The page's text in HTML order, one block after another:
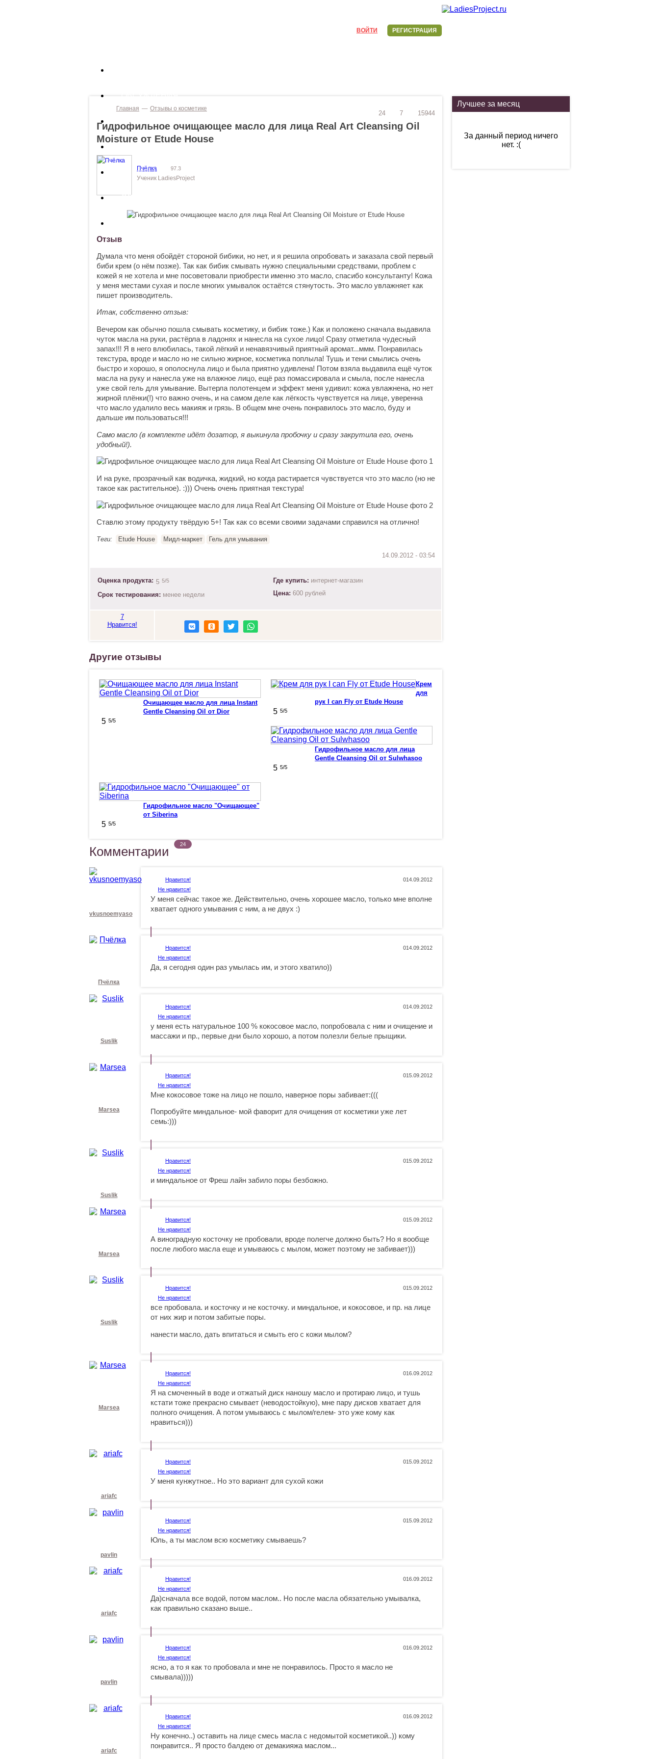
ВОЙТИ РЕГИСТРАЦИЯ
Главная — Отзывы о косметике
Гидрофильное очищающее масло для лица Real Art Cleansing Oil
Moisture от Etude House
Пчёлка 97.3
Ученик LadiesProject
24 7 15944
Отзыв
Думала что меня обойдёт стороной бибики, но нет, и я решила опробовать и заказала свой первый
биби крем (о нём позже). Так как бибик смывать нужно специальными средствами, проблем с
кожей я не хотела и мне посоветовали приобрести именно это масло, спасибо консультанту! Кожа
у меня местами сухая и после многих умывалок остаётся стянутость. Это масло увлажняет как
пишет производитель.
Итак, собственно отзыв:
Вечером как обычно пошла смывать косметику, и бибик тоже.) Как и положено сначала выдавила
чуток масла на руки, растёрла в ладонях и нанесла на сухое лицо! Сразу отметила чудесный
запах!!! Я в него влюбилась, такой лёгкий и ненавязчивый приятный аромат...ммм. Понравилась
текстура, вроде и масло но не сильно жирное, косметика поплыла! Тушь и тени смылись очень
быстро и хорошо, я ополоснула лицо и была приятно удивлена! Потом взяла выдавила ещё чуток
масла на руку и нанесла уже на влажное лицо, ещё раз помассировала и смыла, после нанесла
уже свой гель для умывание. Вытерла полотенцем и эффект меня удивил: кожа увлажнена, но нет
жирной плёнки(!) что важно очень, и на самом деле как лёгкость чувствуется на лице, уверенна
что масло удалило весь макияж и грязь. В общем мне очень понравилось это масло, буду и
дальше им пользоваться!!!
Само масло (в комплекте идёт дозатор, я выкинула пробочку и сразу закрутила его, очень
удобный!).
И на руке, прозрачный как водичка, жидкий, но когда растирается чувствуется что это масло (но не
такое как растительное). :))) Очень очень приятная текстура!
Ставлю этому продукту твёрдую 5+! Так как со всеми своими задачами справился на отлично!
Теги: Etude House Мидл-маркет Гель для умывания
Оценка продукта: 5 5/5
Срок тестирования: менее недели
Где купить: интернет-магазин
Цена: 600 рублей
7
Нравится!
Другие отзывы
Очищающее масло для лица Instant
Gentle Cleansing Oil от Dior
5 5/5
Крем
для
рук I can Fly от Etude House
5 5/5
Гидрофильное масло для лица
Gentle Cleansing Oil от Sulwhasoo
5 5/5
Гидрофильное масло "Очищающее"
от Siberina
5 5/5
Комментарии
24
vkusnoemyaso
Нравится!
Не нравится!
0
У меня сейчас такое же. Действительно, очень хорошее масло, только мне вполне
хватает одного умывания с ним, а не двух :)
Пчёлка
Нравится!
Не нравится!
0
Да, я сегодня один раз умылась им, и этого хватило))
Suslik
Нравится!
Не нравится!
0
у меня есть натуральное 100 % кокосовое масло, попробовала с ним и очищение и
массажи и пр., первые дни было хорошо, а потом полезли белые прыщики.
Marsea
Нравится!
Не нравится!
0
Мне кокосовое тоже на лицо не пошло, наверное поры забивает:(((
Попробуйте миндальное- мой фаворит для очищения от косметики уже лет
семь:)))
Suslik
Нравится!
Не нравится!
0
и миндальное от Фреш лайн забило поры безбожно.
Marsea
Нравится!
Не нравится!
0
А виноградную косточку не пробовали, вроде полегче должно быть? Но я вообще
после любого масла еще и умываюсь с мылом, может поэтому не забивает)))
Suslik
Нравится!
Не нравится!
0
все пробовала. и косточку и не косточку. и миндальное, и кокосовое, и пр. на лице
от них жир и потом забитые поры.
нанести масло, дать впитаться и смыть его с кожи мылом?
Marsea
Нравится!
Не нравится!
0
Я на смоченный в воде и отжатый диск наношу масло и протираю лицо, и тушь
кстати тоже прекрасно смывает (неводостойкую), мне пару дисков хватает для
полного очищения. А потом умываюсь с мылом/гелем- это уже кому как
нравиться)))
ariafc
Нравится!
Не нравится!
0
У меня кунжутное.. Но это вариант для сухой кожи
pavlin
Нравится!
Не нравится!
0
Юль, а ты маслом всю косметику смываешь?
ariafc
Нравится!
Не нравится!
0
Да)сначала все водой, потом маслом.. Но после масла обязательно умывалка,
как правильно сказано выше..
pavlin
Нравится!
Не нравится!
0
ясно, а то я как то пробовала и мне не понравилось. Просто я масло не
смывала)))))
ariafc
Нравится!
Не нравится!
0
Ну конечно..) оставить на лице смесь масла с недомытой косметикой..)) кому
понравится.. Я просто балдею от демакияжа маслом...
ЖУРНАЛ
БРЕНДЫ
СООБЩЕСТВО
Лучшее за месяц
За данный период ничего
нет. :(